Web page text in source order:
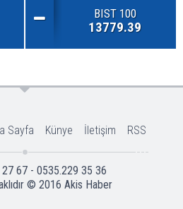
BIST 100
13779.39
Sayfa Künye İletişim RSS
67 - 0535.229 35 36
© 2016 Akis Haber